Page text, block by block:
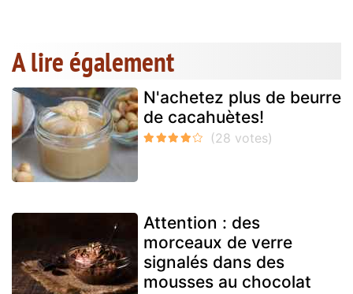
A lire également
N'achetez plus de beurre
de cacahuètes!
Attention : des
morceaux de verre
signalés dans des
mousses au chocolat